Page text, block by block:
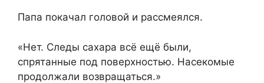
Папа покачал головой и рассмеялся.
«Нет. Следы сахара всё ещё были,
спрятанные под поверхностью. Насекомые
продолжали возвращаться.»